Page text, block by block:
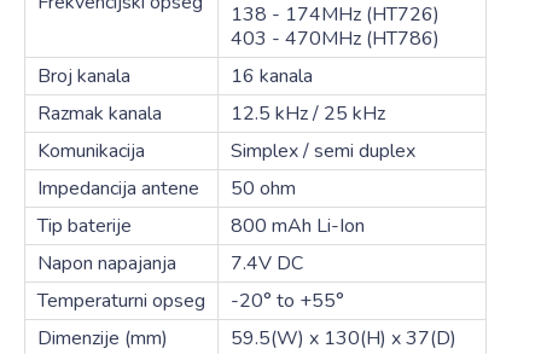
138 - 174MHz (HT726)
403 - 470MHz (HT786)
Broj kanala
16 kanala
Razmak kanala
12.5 kHz / 25 kHz
Komunikacija
Simplex / semi duplex
Impedancija antene
50 ohm
Tip baterije
800 mAh Li-Ion
Napon napajanja
7.4V DC
Temperaturni opseg
-20° to +55°
Dimenzije (mm)
59.5(W) x 130(H) x 37(D)